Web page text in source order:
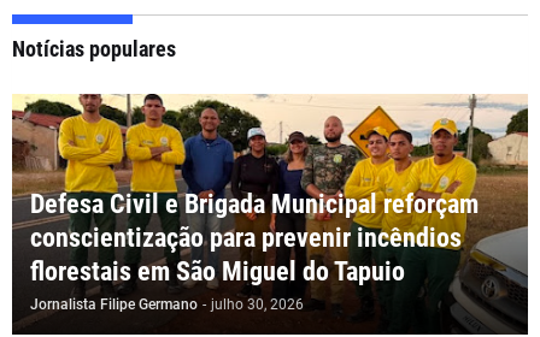
Notícias populares
Defesa Civil e Brigada Municipal reforçam
conscientização para prevenir incêndios
florestais em São Miguel do Tapuio
Jornalista Filipe Germano - julho 30, 2026